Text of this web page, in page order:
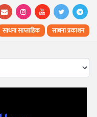
साधना साप्ताहिक साधना प्रकाशन